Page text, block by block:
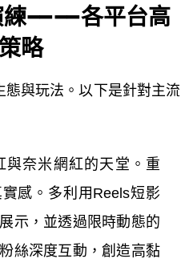
練——各平台高
略
態與玩法。以下是針對主流
與奈米網紅的天堂。重
感。多利用Reels短影
示，並透過限時動態的
絲深度互動，創造高黏